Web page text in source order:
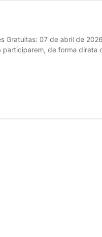
Gratuitas: 07 de abril de
de forma